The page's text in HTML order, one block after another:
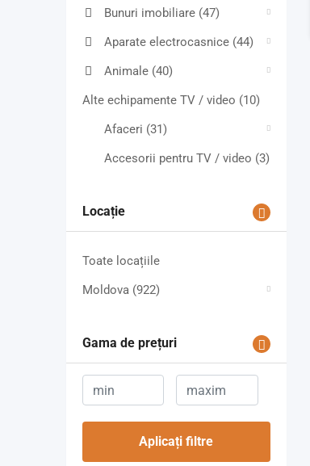
Bunuri imobiliare (47)
Aparate electrocasnice (44)
Animale (40)
Alte echipamente TV / video (10)
Afaceri (31)
Accesorii pentru TV / video (3)
Locație
Toate locațiile
Moldova (922)
Gama de prețuri
Aplicați filtre